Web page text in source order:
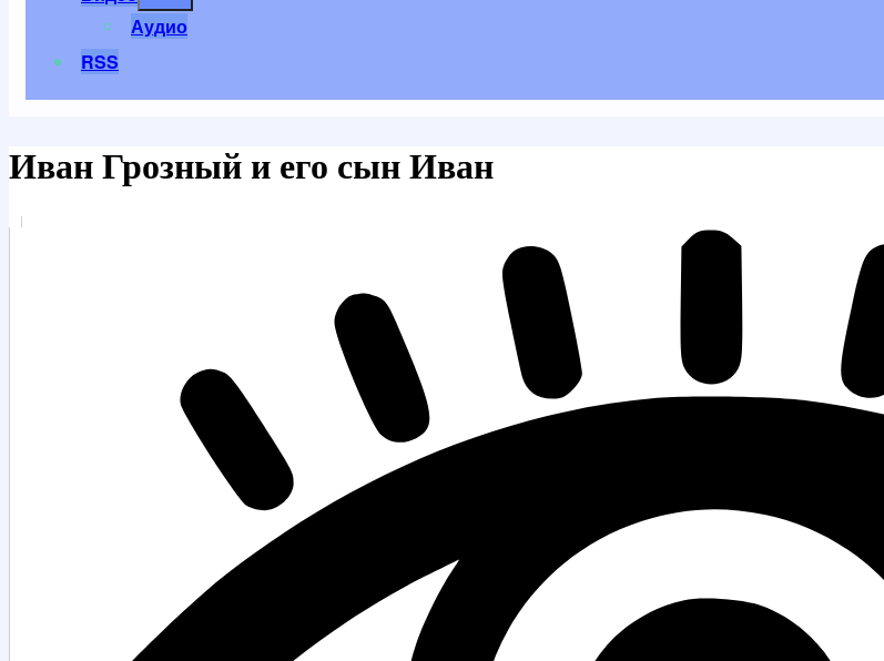
Аудио
RSS
Иван Грозный и его сын Иван